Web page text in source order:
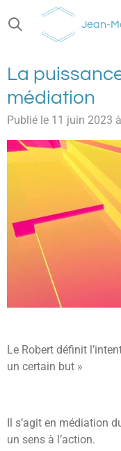
Passer
au
principal
Jean-
La
médiation
Publié le 11 juin 2023
Le Robert définit
un certain but »
Il s’agit en médiation
un sens à l’action.